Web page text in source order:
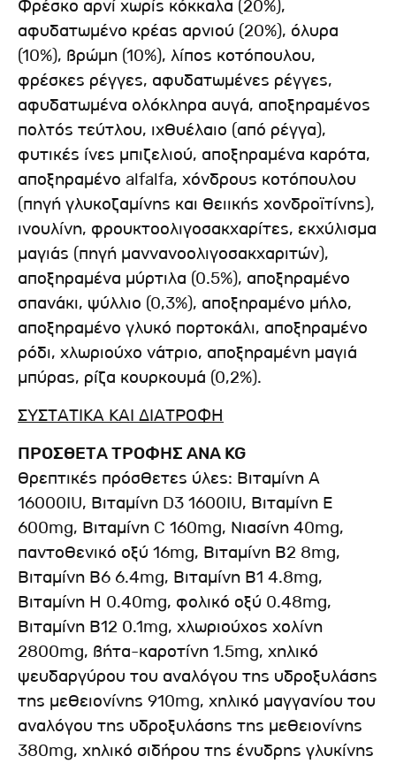
Φρέσκο αρνί χωρίς κόκκαλα (20%),
αφυδατωμένο κρέας αρνιού (20%), όλυρα
(10%), βρώμη (10%), λίπος κοτόπουλου,
φρέσκες ρέγγες, αφυδατωμένες ρέγγες,
αφυδατωμένα ολόκληρα αυγά, αποξηραμένος
πολτός τεύτλου, ιχθυέλαιο (από ρέγγα),
φυτικές ίνες μπιζελιού, αποξηραμένα καρότα,
αποξηραμένο alfalfa, χόνδρους κοτόπουλου
(πηγή γλυκοζαμίνης και θειικής χονδροϊτίνης),
ινουλίνη, φρουκτοολιγοσακχαρίτες, εκχύλισμα
μαγιάς (πηγή μαννανοολιγοσακχαριτών),
αποξηραμένα μύρτιλα (0.5%), αποξηραμένο
σπανάκι, ψύλλιο (0,3%), αποξηραμένο μήλο,
αποξηραμένο γλυκό πορτοκάλι, αποξηραμένο
ρόδι, χλωριούχο νάτριο, αποξηραμένη μαγιά
μπύρας, ρίζα κουρκουμά (0,2%).
ΣΥΣΤΑΤΙΚΑ ΚΑΙ ΔΙΑΤΡΟΦΗ
ΠΡΟΣΘΕΤΑ ΤΡΟΦΗΣ ΑΝΑ KG
Θρεπτικές πρόσθετες ύλες: Βιταμίνη Α
16000IU, Βιταμίνη D3 1600IU, Βιταμίνη Ε
600mg, Βιταμίνη C 160mg, Νιασίνη 40mg,
παντοθενικό οξύ 16mg, Βιταμίνη Β2 8mg,
Βιταμίνη Β6 6.4mg, Βιταμίνη Β1 4.8mg,
Βιταμίνη Η 0.40mg, φολικό οξύ 0.48mg,
Βιταμίνη Β12 0.1mg, χλωριούχος χολίνη
2800mg, βήτα-καροτίνη 1.5mg, χηλικό
ψευδαργύρου του αναλόγου της υδροξυλάσης
της μεθειονίνης 910mg, χηλικό μαγγανίου του
αναλόγου της υδροξυλάσης της μεθειονίνης
380mg, χηλικό σιδήρου της ένυδρης γλυκίνης